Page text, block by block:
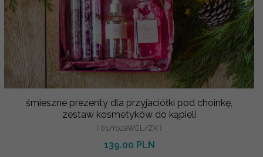
śmieszne prezenty dla przyjaciółki pod choinkę,
zestaw kosmetyków do kąpieli
( 01/rozaWEL/ZK )
139.00 PLN